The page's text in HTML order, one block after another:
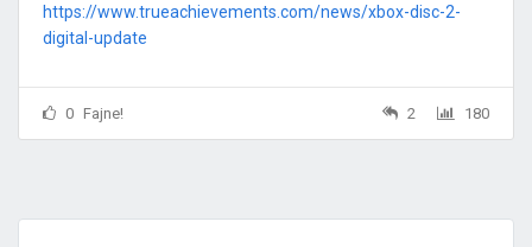
https://www.trueachievements.com/news/xbox-disc-2-
digital-update
0 Fajne! 2 180